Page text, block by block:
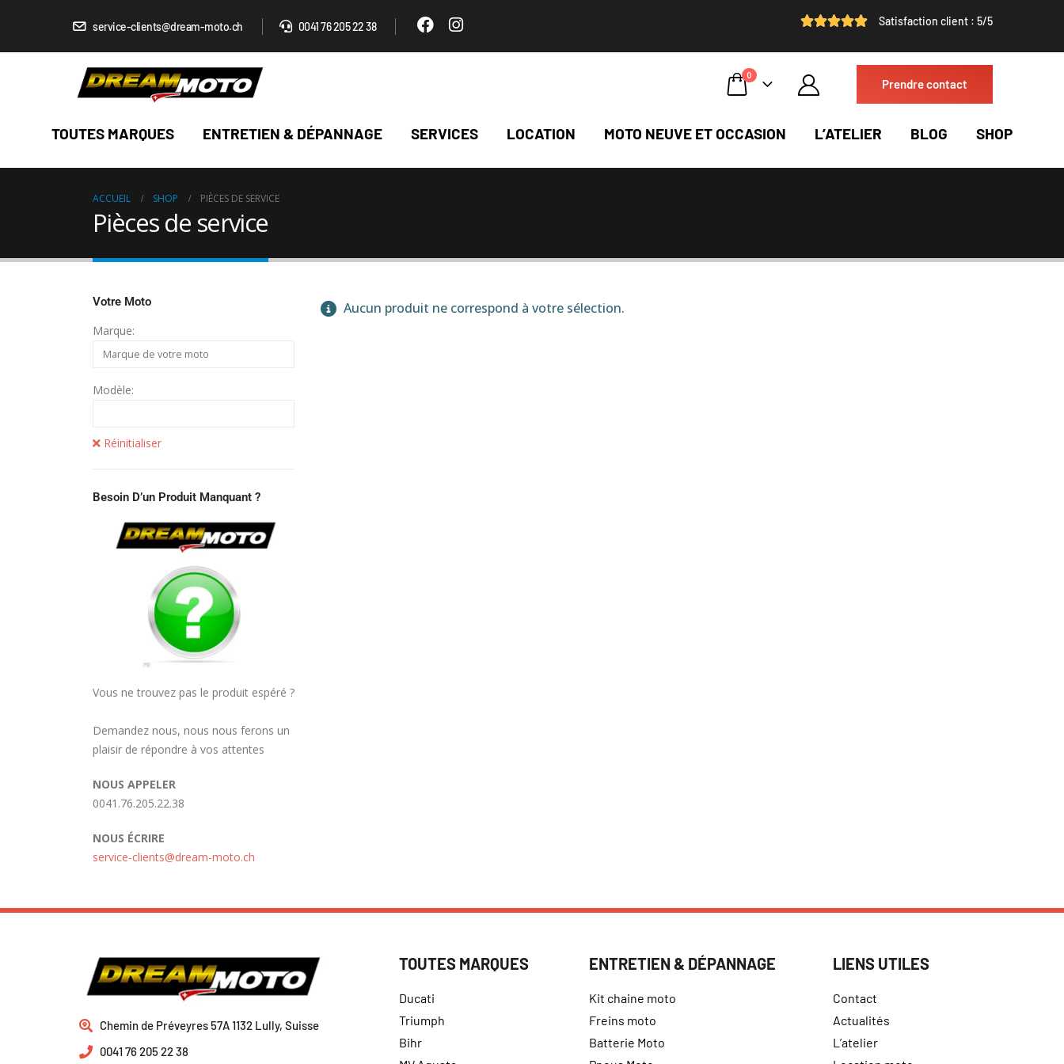
service-clients@dream-moto.ch 0041 76 205 22 38 Satisfaction client : 5/5
0
Prendre contact
TOUTES MARQUES ENTRETIEN & DÉPANNAGE SERVICES LOCATION MOTO NEUVE ET OCCASION L’ATELIER BLOG SHOP
ACCUEIL SHOP PIÈCES DE SERVICE
Pièces de service
Aucun produit ne correspond à votre sélection.
Votre Moto
Marque:
Modèle:
Réinitialiser
Besoin D’un Produit Manquant ?
Vous ne trouvez pas le produit espéré ?
Demandez nous, nous nous ferons un
plaisir de répondre à vos attentes
NOUS APPELER
0041.76.205.22.38
NOUS ÉCRIRE
service-clients@dream-moto.ch
Chemin de Préveyres 57A 1132 Lully, Suisse
0041 76 205 22 38
TOUTES MARQUES
Ducati
Triumph
Bihr
ENTRETIEN & DÉPANNAGE
Kit chaine moto
Freins moto
Batterie Moto
LIENS UTILES
Contact
Actualités
L’atelier